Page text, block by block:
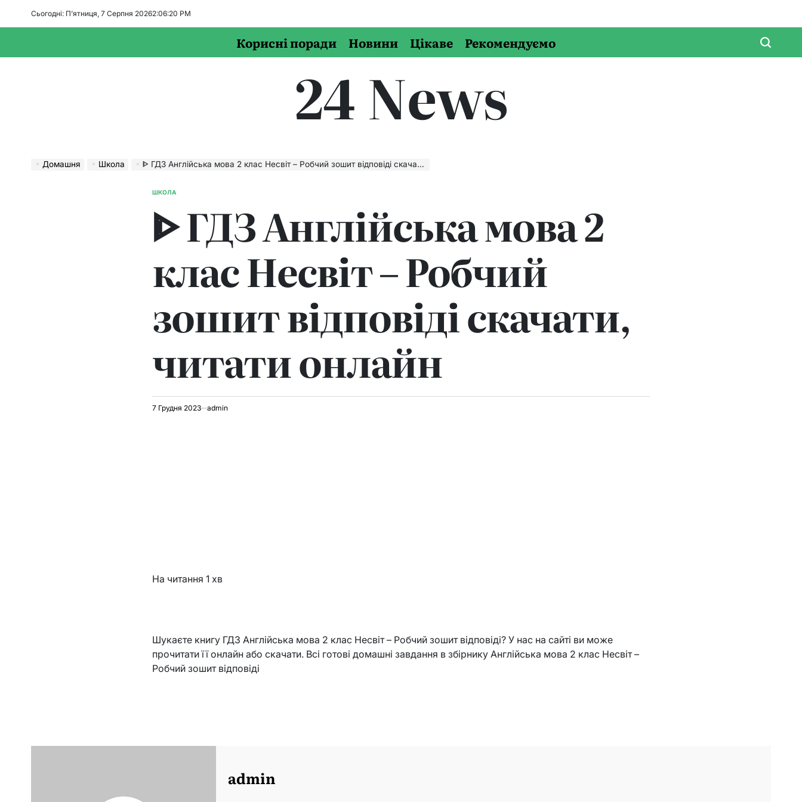
Сьогодні: П’ятниця, 7 Серпня 20262:06:21 PM
Корисні поради Новини Цікаве Рекомендуємо
24 News
Домашня Школа ᐈ ГДЗ Англійська мова 2 клас Несвіт – Робчий зошит відповіді скачати, читати онлайн
ОПУБЛІКУВАТИ
ШКОЛА
ᐈ ГДЗ Англійська мова 2
клас Несвіт – Робчий
зошит відповіді скачати,
читати онлайн
7 Грудня 2023 admin
На читання 1 хв
Шукаєте книгу ГДЗ Англійська мова 2 клас Несвіт – Робчий зошит відповіді? У нас на сайті ви може
прочитати її онлайн або скачати. Всі готові домашні завдання в збірнику Англійська мова 2 клас Несвіт –
Робчий зошит відповіді
admin